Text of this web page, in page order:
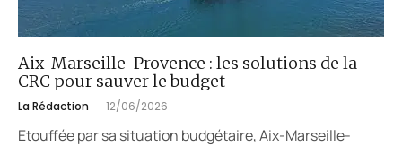
Aix-Marseille-Provence : les solutions de la
CRC pour sauver le budget
La Rédaction 12/06/2026
Etouffée par sa situation budgétaire, Aix-Marseille-